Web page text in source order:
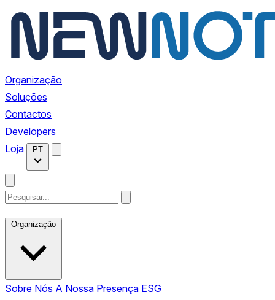
Organização
Soluções
Contactos
Developers
Loja
PT
Organização
Sobre Nós A Nossa Presença ESG